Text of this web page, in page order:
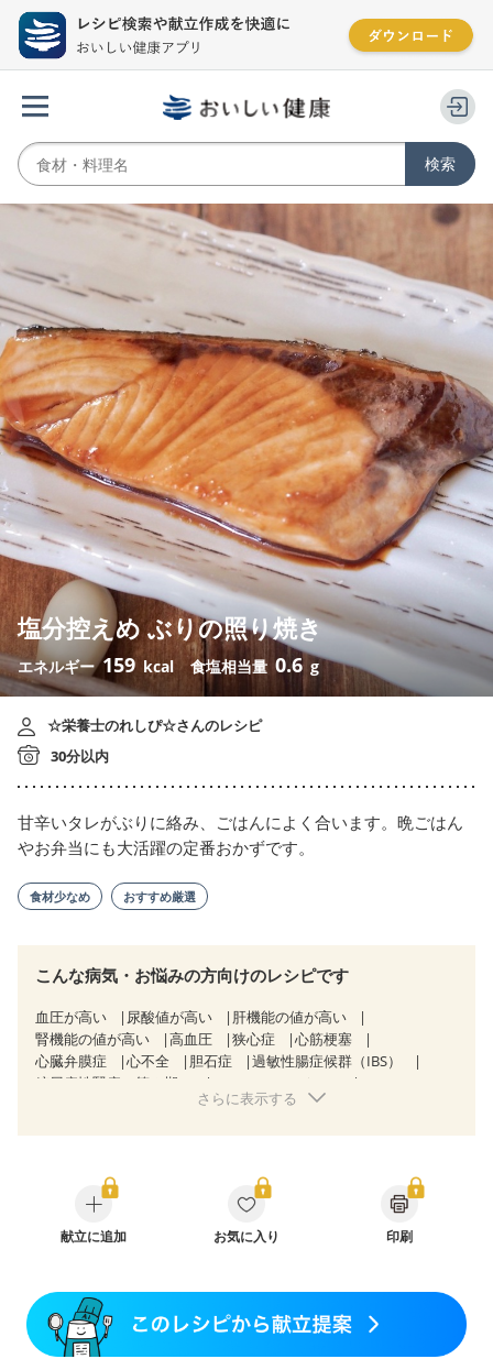
塩分控えめ ぶりの照り焼き
エネルギー159 kcal 食塩相当量 0.6 g
☆栄養士のれしぴ☆さんのレシピ
30分以内
甘辛いタレがぶりに絡み、ごはんによく合います。晩ごはん
やお弁当にも大活躍の定番おかずです。
食材少なめ おすすめ厳選
こんな病気・お悩みの方向けのレシピです
血圧が高い 尿酸値が高い
肝機能の値が高い
腎機能の値が高い
高血圧 狭心症
心筋梗塞
心臓弁膜症
心不全 胆石症
過敏性腸症候群（IBS）
糖尿病性腎症（第３期）
CKD（ステージ１）
CKD（ステージ３a）
飲み込みにくい
妊婦健診・体重増加が気になる（初期）
妊婦健診・血圧が気になる（初期）
産後（ミルク）
乾癬
フレイル（年齢に合わせた体作り）
低栄養予防
貧血対策
さらに表示する
献立に追加 お気に入り 印刷